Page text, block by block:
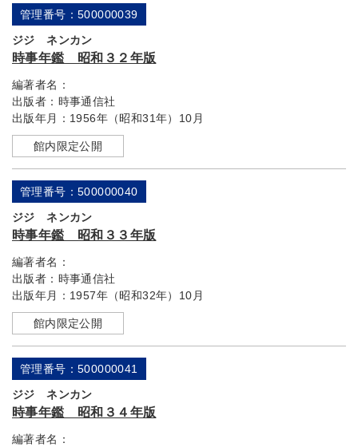
管理番号：500000039
ジジ ネンカン
時事年鑑 昭和３２年版
編著者名：
出版者： 時事通信社
出版年月： 1956年（昭和31年）10月
館内限定公開
管理番号：500000040
ジジ ネンカン
時事年鑑 昭和３３年版
編著者名：
出版者： 時事通信社
出版年月： 1957年（昭和32年）10月
館内限定公開
管理番号：500000041
ジジ ネンカン
時事年鑑 昭和３４年版
編著者名：